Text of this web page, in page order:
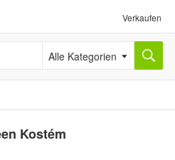
Verkaufen
Alle Kategorien
Kostém